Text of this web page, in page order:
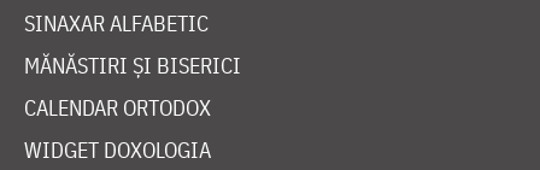
SINAXAR ALFABETIC
MĂNĂSTIRI ȘI BISERICI
CALENDAR ORTODOX
WIDGET DOXOLOGIA